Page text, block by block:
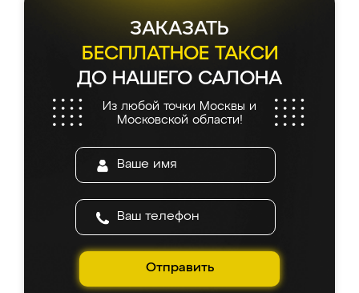
ЗАКАЗАТЬ
БЕСПЛАТНОЕ ТАКСИ
ДО НАШЕГО САЛОНА
Из любой точки Москвы и
Московской области!
Отправить